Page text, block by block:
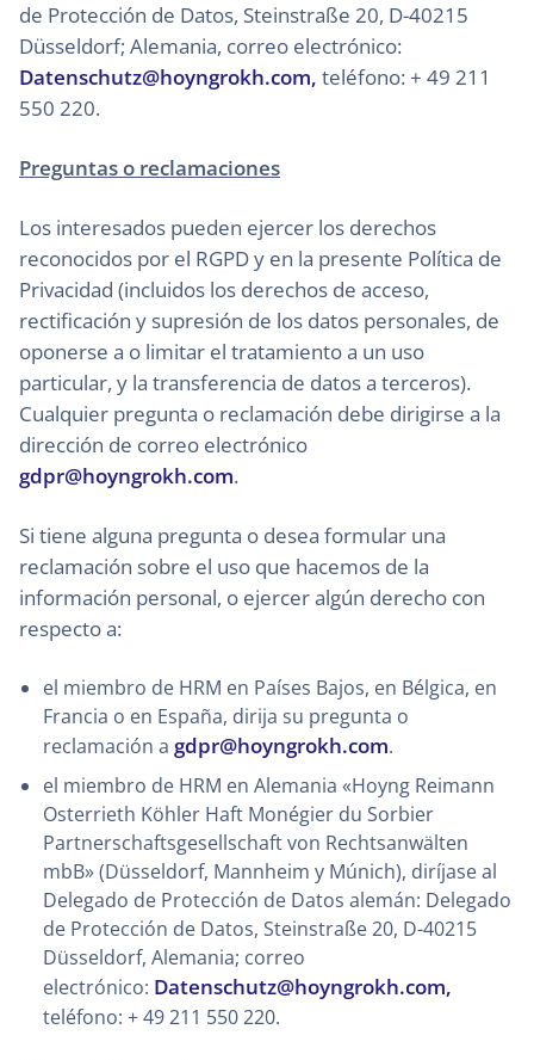
de Protección de Datos, Steinstraße 20, D-40215
Düsseldorf; Alemania, correo electrónico:
Datenschutz@hoyngrokh.com, teléfono: + 49 211
550 220.
Preguntas o reclamaciones
Los interesados pueden ejercer los derechos
reconocidos por el RGPD y en la presente Política de
Privacidad (incluidos los derechos de acceso,
rectificación y supresión de los datos personales, de
oponerse a o limitar el tratamiento a un uso
particular, y la transferencia de datos a terceros).
Cualquier pregunta o reclamación debe dirigirse a la
dirección de correo electrónico
gdpr@hoyngrokh.com.
Si tiene alguna pregunta o desea formular una
reclamación sobre el uso que hacemos de la
información personal, o ejercer algún derecho con
respecto a:
el miembro de HRM en Países Bajos, en Bélgica, en
Francia o en España, dirija su pregunta o
reclamación a gdpr@hoyngrokh.com.
el miembro de HRM en Alemania «Hoyng Reimann
Osterrieth Köhler Haft Monégier du Sorbier
Partnerschaftsgesellschaft von Rechtsanwälten
mbB» (Düsseldorf, Mannheim y Múnich), diríjase al
Delegado de Protección de Datos alemán: Delegado
de Protección de Datos, Steinstraße 20, D-40215
Düsseldorf, Alemania; correo
electrónico: Datenschutz@hoyngrokh.com,
teléfono: + 49 211 550 220.